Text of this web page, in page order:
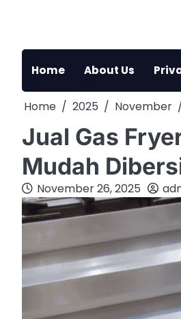
Home About Us
Home 2025 November
Jual Gas
Mudah
November 26, 2025